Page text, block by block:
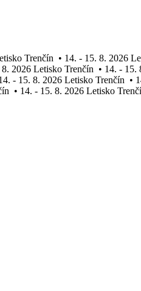
Trenčín • 14. - 15. 8. 2026
2026 Letisko Trenčín • 14. - 15.
- 15. 8. 2026 Letisko Trenčín •
• 14. - 15. 8. 2026 Letisko